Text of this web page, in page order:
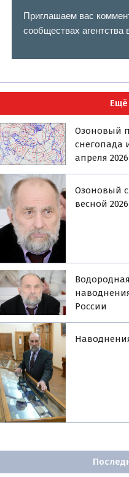
Приглашаем вас
сообществах агентства
Ещё
Озоновый
снегопада
апреля
Озоновый
весной
России